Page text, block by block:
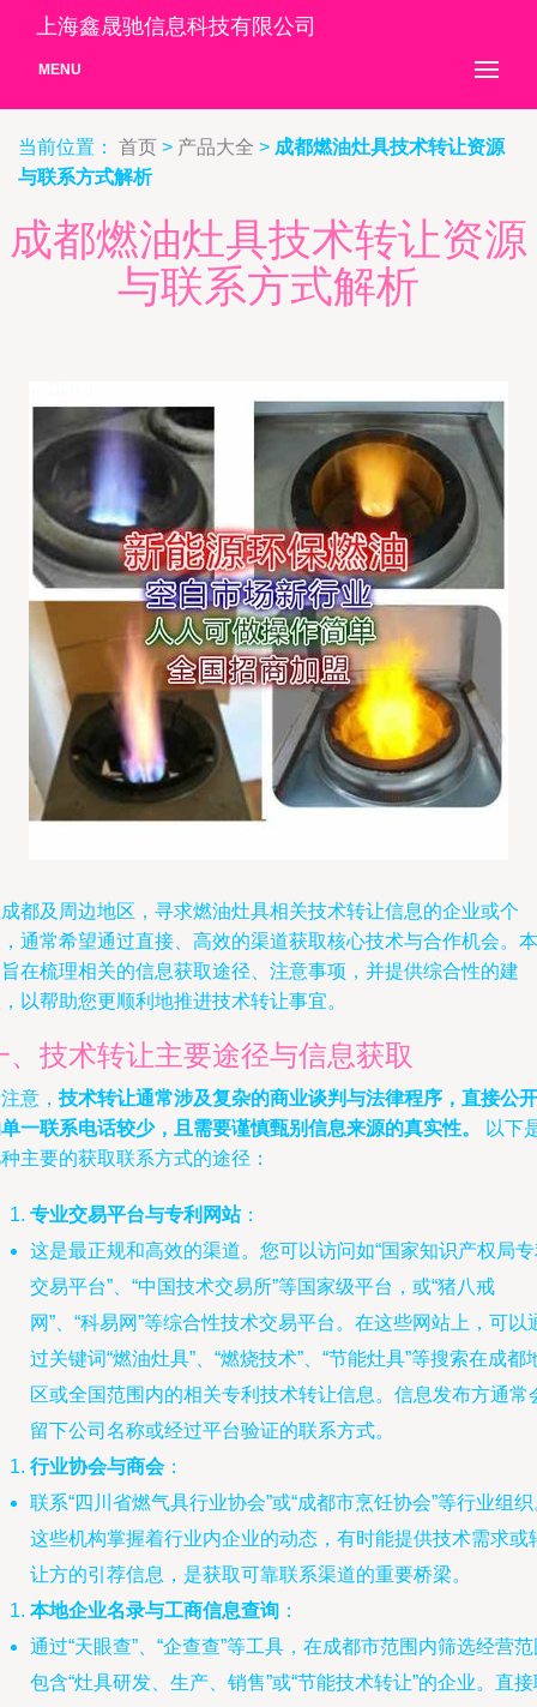
上海鑫晟驰信息科技有限公司
MENU
当前位置： 首页 > 产品大全 > 成都燃油灶具技术转让资源
与联系方式解析
成都燃油灶具技术转让资源
与联系方式解析
都及周边地区，寻求燃油灶具相关技术转让信息的企业或个
通常希望通过直接、高效的渠道获取核心技术与合作机会。本
在梳理相关的信息获取途径、注意事项，并提供综合性的建
以帮助您更顺利地推进技术转让事宜。
、技术转让主要途径与信息获取
意， 技术转让通常涉及复杂的商业谈判与法律程序，直接公开
一联系电话较少，且需要谨慎甄别信息来源的真实性。
以下
主要的获取联系方式的途径：
专业交易平台与专利网站：
这是最正规和高效的渠道。您可以访问如“国家知识产权局
交易平台”、“中国技术交易所”等国家级平台，或“猪八戒
网”、“科易网”等综合性技术交易平台。在这些网站上，可以
过关键词“燃油灶具”、“燃烧技术”、“节能灶具”等搜索在成都
区或全国范围内的相关专利技术转让信息。信息发布方通常
留下公司名称或经过平台验证的联系方式。
行业协会与商会：
联系“四川省燃气具行业协会”或“成都市烹饪协会”等行业组
这些机构掌握着行业内企业的动态，有时能提供技术需求或
让方的引荐信息，是获取可靠联系渠道的重要桥梁。
本地企业名录与工商信息查询 ：
通过“天眼查”、“企查查”等工具，在成都市范围内筛选经营
包含“灶具研发、生产、销售”或“节能技术转让”的企业。直